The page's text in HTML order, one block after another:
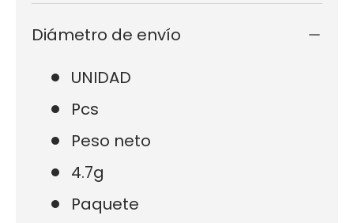
Diámetro de envío
UNIDAD
Pcs
Peso neto
4.7g
Paquete